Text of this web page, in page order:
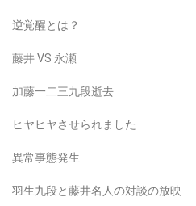
逆覚醒とは？
藤井 VS 永瀬
加藤一二三九段逝去
ヒヤヒヤさせられました
異常事態発生
羽生九段と藤井名人の対談の放映